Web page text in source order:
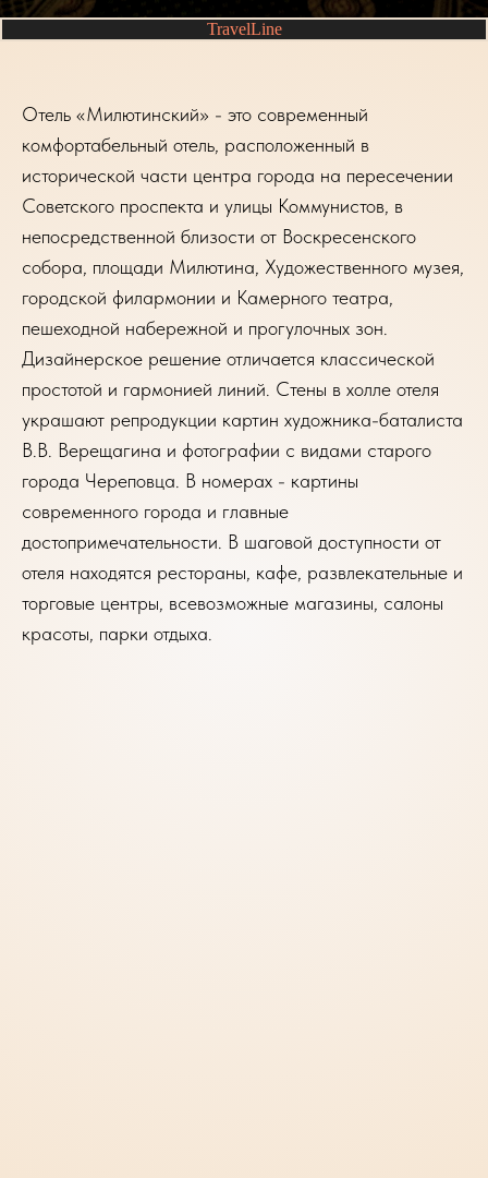
TravelLine
Отель «Милютинский» - это современный
комфортабельный отель, расположенный в
исторической части центра города на пересечении
Советского проспекта и улицы Коммунистов, в
непосредственной близости от Воскресенского
собора, площади Милютина, Художественного музея,
городской филармонии и Камерного театра,
пешеходной набережной и прогулочных зон.
Дизайнерское решение отличается классической
простотой и гармонией линий. Стены в холле отеля
украшают репродукции картин художника-баталиста
В.В. Верещагина и фотографии с видами старого
города Череповца. В номерах - картины
современного города и главные
достопримечательности. В шаговой доступности от
отеля находятся рестораны, кафе, развлекательные и
торговые центры, всевозможные магазины, салоны
красоты, парки отдыха.